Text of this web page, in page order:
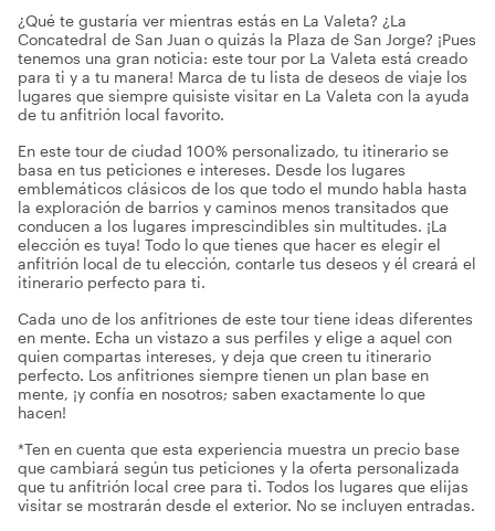
¿Qué te gustaría ver mientras estás en La Valeta? ¿La
Concatedral de San Juan o quizás la Plaza de San Jorge? ¡Pues
tenemos una gran noticia: este tour por La Valeta está creado
para ti y a tu manera! Marca de tu lista de deseos de viaje los
lugares que siempre quisiste visitar en La Valeta con la ayuda
de tu anfitrión local favorito.
En este tour de ciudad 100% personalizado, tu itinerario se
basa en tus peticiones e intereses. Desde los lugares
emblemáticos clásicos de los que todo el mundo habla hasta
la exploración de barrios y caminos menos transitados que
conducen a los lugares imprescindibles sin multitudes. ¡La
elección es tuya! Todo lo que tienes que hacer es elegir el
anfitrión local de tu elección, contarle tus deseos y él creará el
itinerario perfecto para ti.
Cada uno de los anfitriones de este tour tiene ideas diferentes
en mente. Echa un vistazo a sus perfiles y elige a aquel con
quien compartas intereses, y deja que creen tu itinerario
perfecto. Los anfitriones siempre tienen un plan base en
mente, ¡y confía en nosotros; saben exactamente lo que
hacen!
*Ten en cuenta que esta experiencia muestra un precio base
que cambiará según tus peticiones y la oferta personalizada
que tu anfitrión local cree para ti. Todos los lugares que elijas
visitar se mostrarán desde el exterior. No se incluyen entradas.